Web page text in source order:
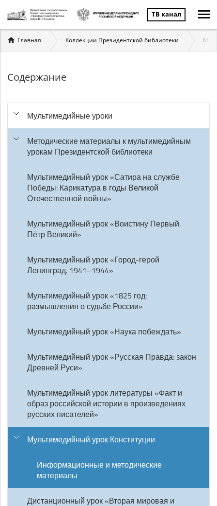
ТВ канал
Вы
здесь
Главная Коллекции Президентской библиотеки
Содержание
Мультимедийные уроки
Методические материалы к мультимедийным
урокам Президентской библиотеки
Мультимедийный урок «Сатира на службе
Победы: Карикатура в годы Великой
Отечественной войны»
Мультимедийный урок «Воистину Первый.
Пётр Великий»
Мультимедийный урок «Город-герой
Ленинград. 1941–1944»
Мультимедийный урок «1825 год:
размышления о судьбе России»
Мультимедийный урок «Наука побеждать»
Мультимедийный урок «Русская Правда: закон
Древней Руси»
Мультимедийный урок литературы «Факт и
образ российской истории в произведениях
русских писателей»
Мультимедийный урок Конституции
Информационные и методические
материалы
Дистанционный урок «Вторая мировая и